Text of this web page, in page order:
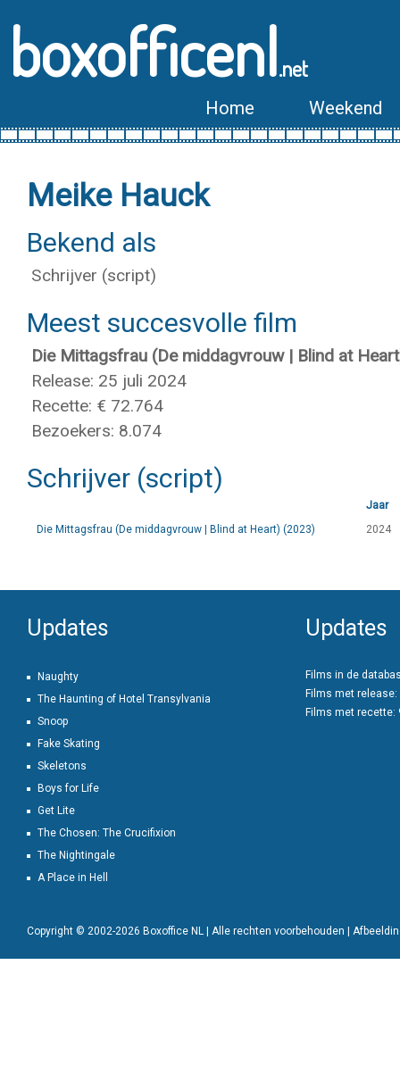
boxofficenl.net
Home Weekend
Meike Hauck
Bekend als
Schrijver (script)
Meest succesvolle film
Die Mittagsfrau (De middagvrouw | Blind at
Release: 25 juli 2024
Recette: € 72.764
Bezoekers: 8.074
Schrijver (script)
Jaar
Die Mittagsfrau (De middagvrouw | Blind at Heart) (2023)
2024
Updates
Naughty
The Haunting of Hotel Transylvania
Snoop
Fake Skating
Skeletons
Boys for Life
Get Lite
The Chosen: The Crucifixion
The Nightingale
A Place in Hell
Updates
Films in de
Films met release:
Films met recette:
Copyright © 2002-2026 Boxoffice NL | Alle rechten voorbehouden |